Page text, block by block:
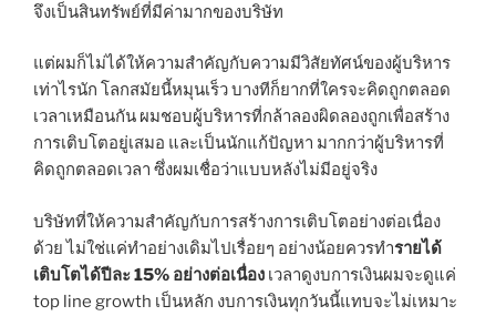
จึงเป็นสินทรัพย์ที่มีค่ามากของบริษัท
แต่ผมก็ไม่ได้ให้ความสำคัญกับความมีวิสัยทัศน์ของผู้บริหาร
เท่าไรนัก โลกสมัยนี้หมุนเร็ว บางทีก็ยากที่ใครจะคิดถูกตลอด
เวลาเหมือนกัน ผมชอบผู้บริหารที่กล้าลองผิดลองถูกเพื่อสร้าง
การเติบโตอยู่เสมอ และเป็นนักแก้ปัญหา มากกว่าผู้บริหารที่
คิดถูกตลอดเวลา ซึ่งผมเชื่อว่าแบบหลังไม่มีอยู่จริง
บริษัทที่ให้ความสำคัญกับการสร้างการเติบโตอย่างต่อเนื่อง
ด้วย ไม่ใช่แค่ทำอย่างเดิมไปเรื่อยๆ อย่างน้อยควรทำรายได้
เติบโตได้ปีละ 15% อย่างต่อเนื่อง เวลาดูงบการเงินผมจะดูแค่
top line growth เป็นหลัก งบการเงินทุกวันนี้แทบจะไม่เหมาะ